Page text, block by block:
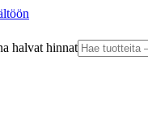
halvat hinnat